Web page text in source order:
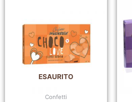
ESAURITO
Confetti